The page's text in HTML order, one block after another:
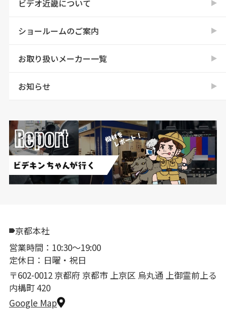
ビデオ近畿について
ショールームのご案内
お取り扱いメーカー一覧
お知らせ
京都本社
営業時間：10:30〜19:00
定休日：日曜・祝日
〒602-0012 京都府 京都市 上京区 烏丸通 上御霊前上る
内構町 420
Google Map